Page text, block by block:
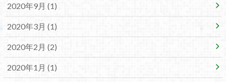
2020年9月 (1)
2020年3月 (1)
2020年2月 (2)
2020年1月 (1)